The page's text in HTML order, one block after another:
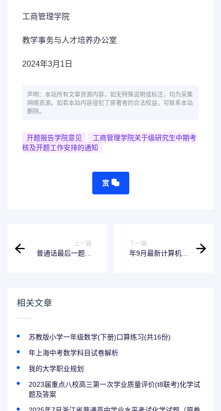
工商管理学院
教学事务与人才培养办公室
2024年3月1日
声明：本站所有文章资源内容，如无特殊说明或标注，均为采集
网络资源。如若本站内容侵犯了原著者的合法权益，可联系本站
删除。
开题报告学院意见
​工商管理学院关于级研究生中期考
核及开题工作安排的通知
赏
上一篇
普通话最后一题技
下一篇
年9月最新计算机考
相关文章
苏教版小学一年级数学(下册)口算练习(共16份)
年上海中考数学科目试卷解析
我的大学职业规划
2023届重点八校高三第一次学业质量评价(t8联考)化学试
题及答案